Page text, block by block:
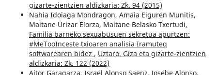
gizarte-zientzien aldizkaria: Zk. 94 (2015)
Nahia Idoiaga Mondragon, Amaia Eiguren Munitis,
Maitane Urizar Elorza, Maitane Belasko Txertudi,
Familia barneko sexuabusuen sekretua apurtzen:
#MeTooInceste txioaren analisia Iramuteq
softwarearen bidez , Uztaro. Giza eta gizarte-zientzien
aldizkaria: Zk. 122 (2022)
Aitor Garagarza, Israel Alonso Saenz, Josebe Alonso,